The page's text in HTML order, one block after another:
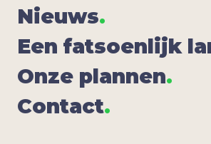
Nieuws.
Een fat­soen­lijk
Onze plan­nen.
Con­tact.